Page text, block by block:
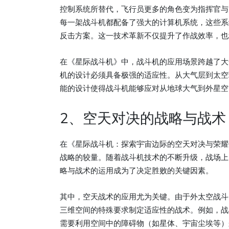
控制系统所替代，飞行员更多的角色变为指挥官
每一架战斗机都配备了强大的计算机系统，这些
反击方案。这一技术革新不仅提升了作战效率，
在《星际战斗机》中，战斗机的应用场景跨越了
机的设计必须具备极强的适应性。从大气层到太
能的设计使得战斗机能够应对从地球大气到外星
2、空天对决的战略与战术
在《星际战斗机：探索宇宙边际的空天对决与荣
战略的较量。随着战斗机技术的不断升级，战场
略与战术的运用成为了决定胜败的关键因素。
其中，空天战术的应用尤为关键。由于外太空战
三维空间的特殊要求制定适应性的战术。例如，
需要利用空间中的障碍物（如星体、宇宙尘埃等